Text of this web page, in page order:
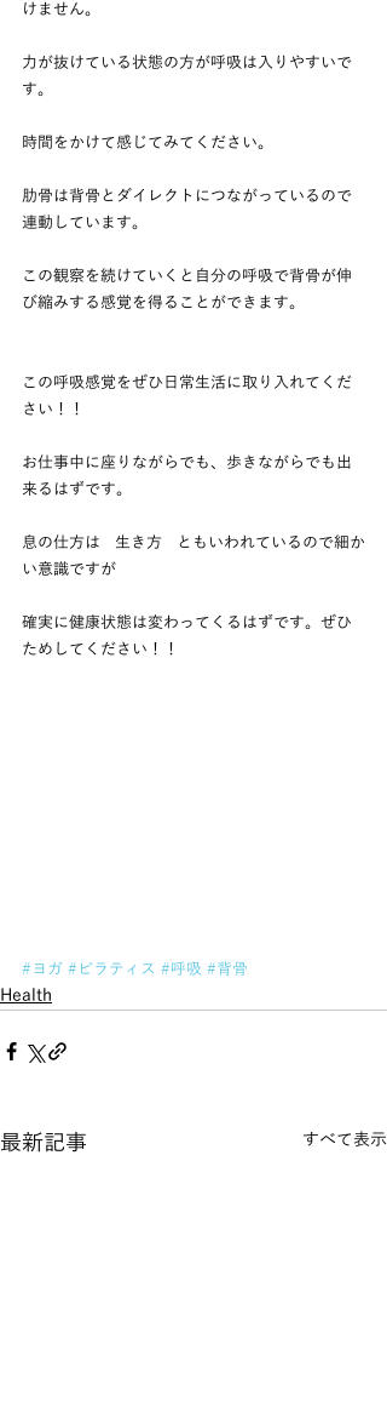
けません。
力が抜けている状態の方が呼吸は入りやすいで
す。
時間をかけて感じてみてください。
肋骨は背骨とダイレクトにつながっているので
連動しています。
この観察を続けていくと自分の呼吸で背骨が伸
び縮みする感覚を得ることができます。
この呼吸感覚をぜひ日常生活に取り入れてくだ
さい！！
お仕事中に座りながらでも、歩きながらでも出
来るはずです。
息の仕方は   生き方   ともいわれているので細か
い意識ですが
確実に健康状態は変わってくるはずです。ぜひ
ためしてください！！
#ヨガ #ピラティス #呼吸 #背骨
Health
最新記事 すべて表示